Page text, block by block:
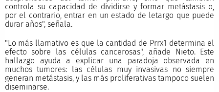
controla su capacidad de dividirse y formar metástasis o,
por el contrario, entrar en un estado de letargo que puede
durar años", señala.
"Lo más llamativo es que la cantidad de Prrx1 determina el
efecto sobre las células cancerosas", añade Nieto. Este
hallazgo ayuda a explicar una paradoja observada en
muchos tumores: las células muy invasivas no siempre
generan metástasis, y las más proliferativas tampoco suelen
diseminarse.